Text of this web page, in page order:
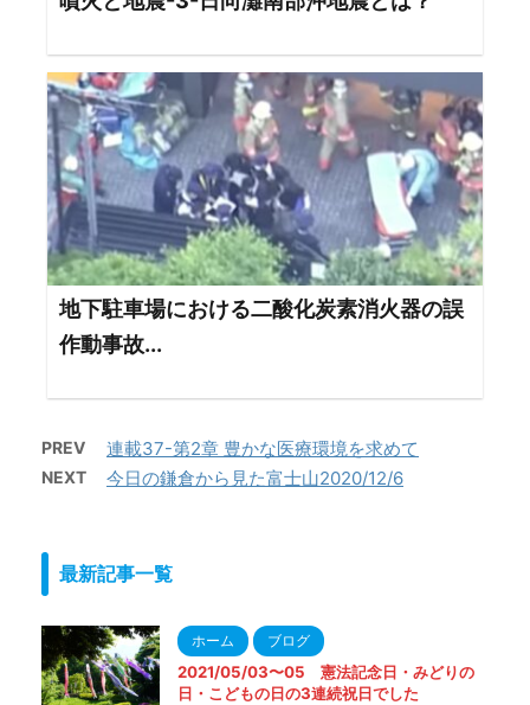
地下駐車場における二酸化炭素消火器の誤
作動事故...
PREV 連載37-第2章 豊かな医療環境を求めて
NEXT 今日の鎌倉から見た富士山2020/12/6
最新記事一覧
ホーム ブログ
2021/05/03〜05 憲法記念日・みどりの
日・こどもの日の3連続祝日でした